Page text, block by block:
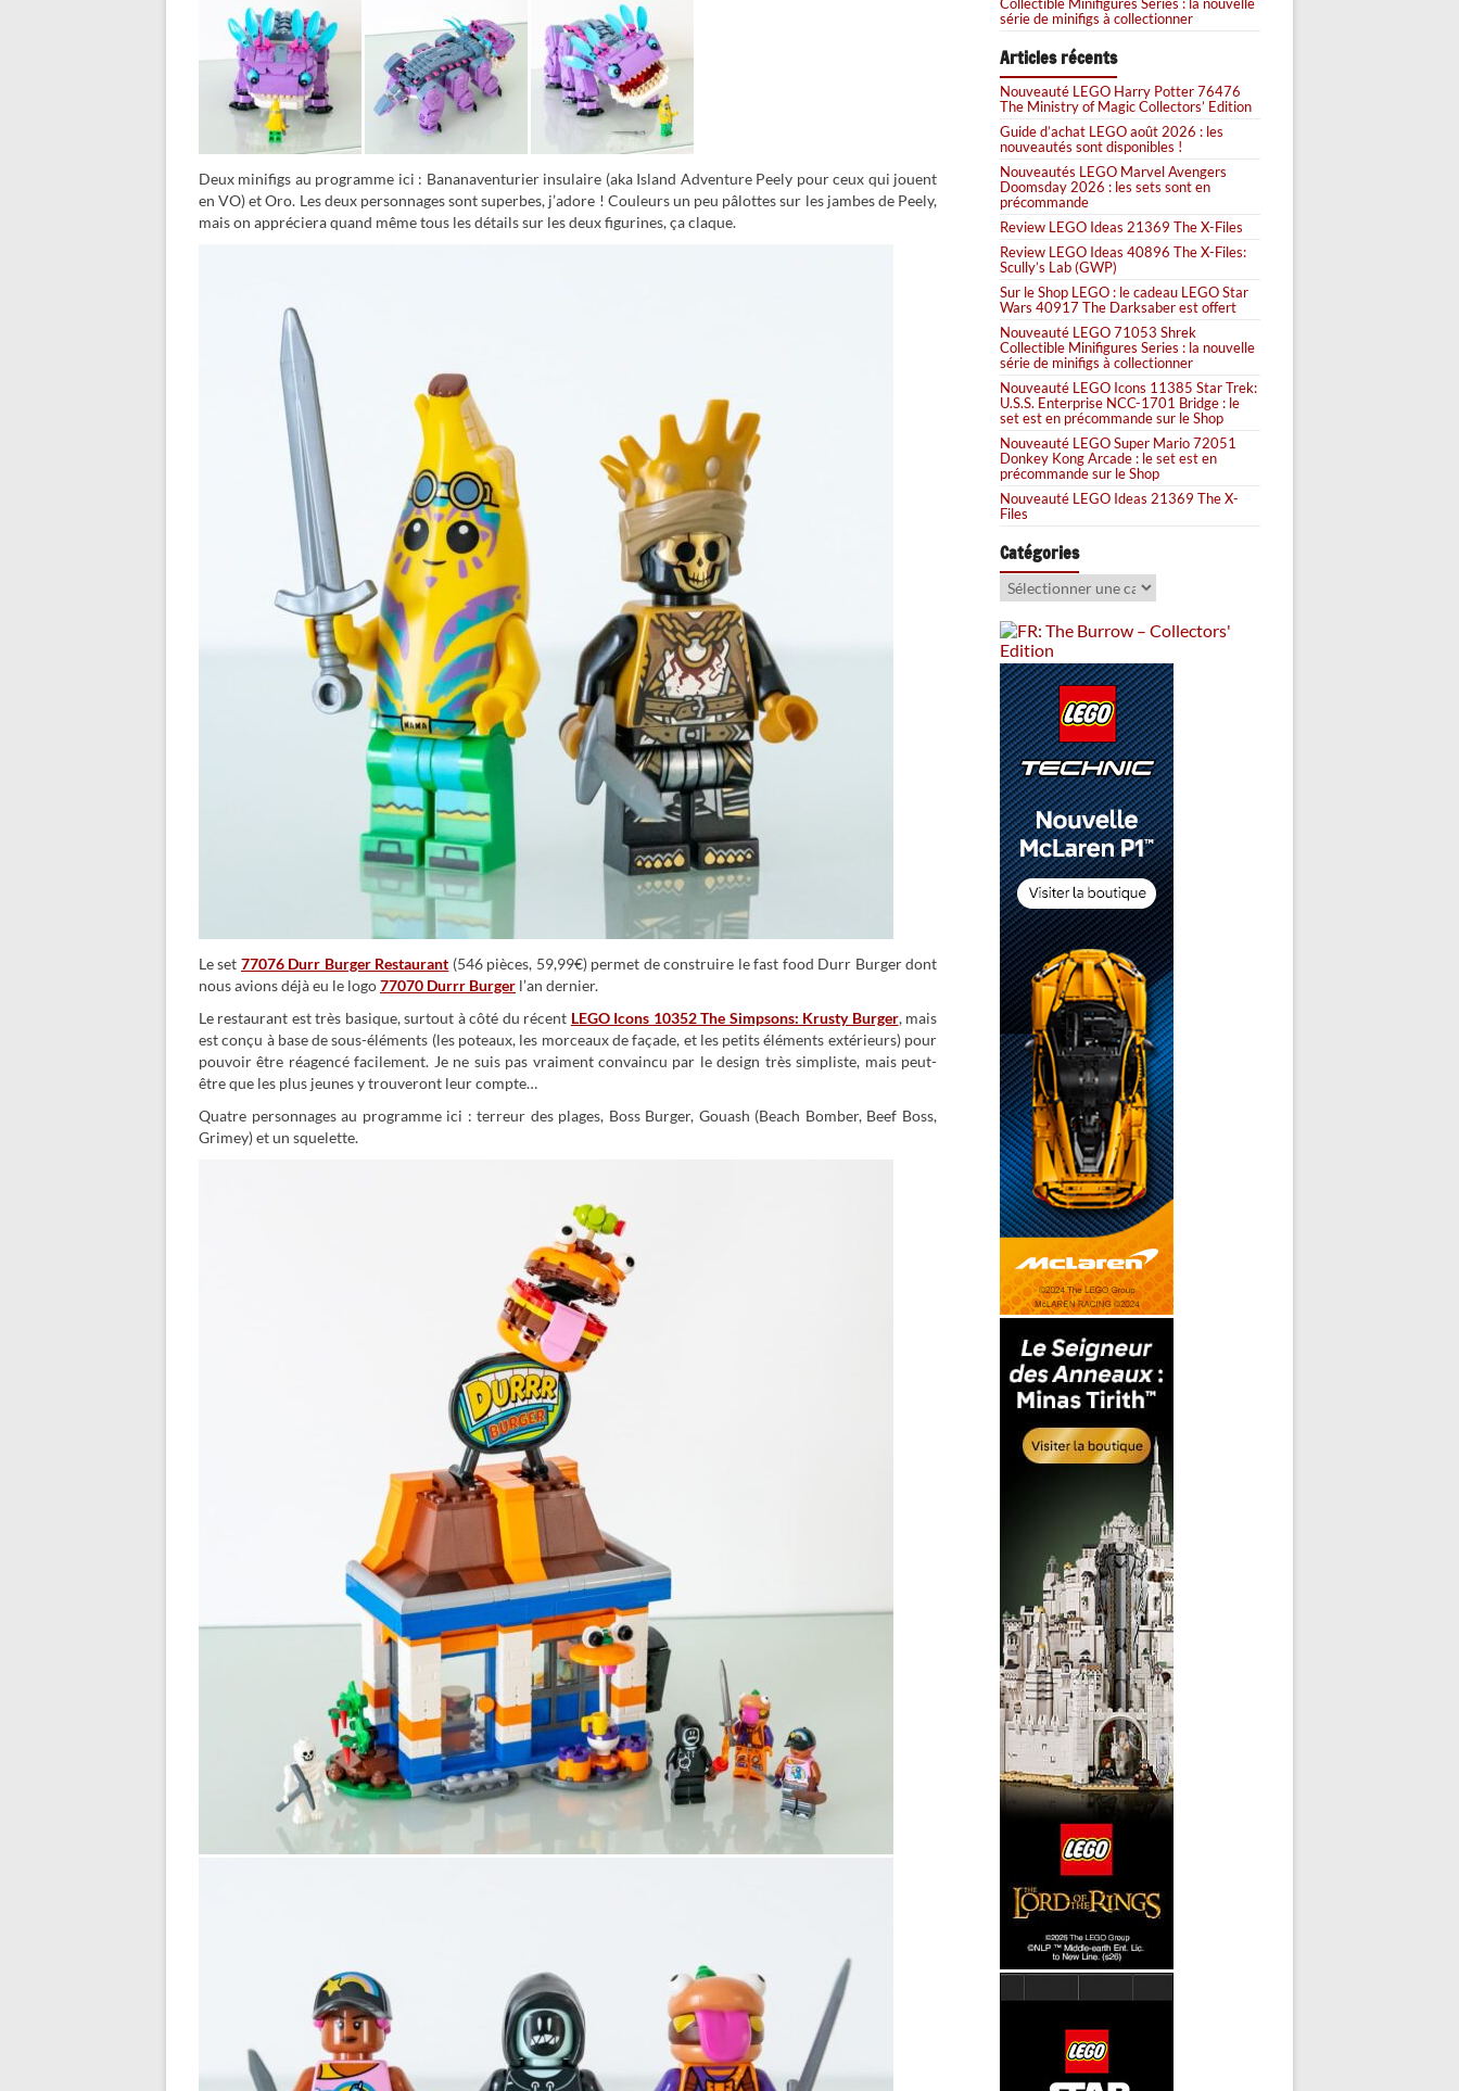
Deux minifigs au programme ici : Bananaventurier insulaire (aka Island Adventure Peely pour ceux qui jouent
en VO) et Oro. Les deux personnages sont superbes, j’adore ! Couleurs un peu pâlottes sur les jambes de Peely,
mais on appréciera quand même tous les détails sur les deux figurines, ça claque.
Le set 77076 Durr Burger Restaurant (546 pièces, 59,99€) permet de construire le fast food Durr Burger dont
nous avions déjà eu le logo77070 Durrr Burger l’an dernier.
Le restaurant est très basique, surtout à côté du récent LEGO Icons 10352 The Simpsons: Krusty Burger, mais
est conçu à base de sous-éléments (les poteaux, les morceaux de façade, et les petits éléments extérieurs) pour
pouvoir être réagencé facilement. Je ne suis pas vraiment convaincu par le design très simpliste, mais peut-
être que les plus jeunes y trouveront leur compte…
Quatre personnages au programme ici : terreur des plages, Boss Burger, Gouash (Beach Bomber, Beef Boss,
Grimey) et un squelette.
série de minifigs à collectionner
Articles récents
Nouveauté LEGO Harry Potter 76476
The Ministry of Magic Collectors’ Edition
Guide d’achat LEGO août 2026 : les
nouveautés sont disponibles !
Nouveautés LEGO Marvel Avengers
Doomsday 2026 : les sets sont en
précommande
Review LEGO Ideas 21369 The X-Files
Review LEGO Ideas 40896 The X-Files:
Scully’s Lab (GWP)
Sur le Shop LEGO : le cadeau LEGO Star
Wars 40917 The Darksaber est offert
Nouveauté LEGO 71053 Shrek
Collectible Minifigures Series : la nouvelle
série de minifigs à collectionner
Nouveauté LEGO Icons 11385 Star Trek:
U.S.S. Enterprise NCC-1701 Bridge : le
set est en précommande sur le Shop
Nouveauté LEGO Super Mario 72051
Donkey Kong Arcade : le set est en
précommande sur le Shop
Nouveauté LEGO Ideas 21369 The X-
Files
Catégories
Catégories